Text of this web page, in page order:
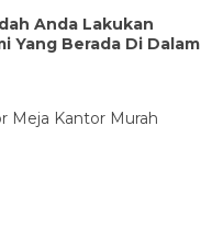
Anda Lakukan
Yang Berada Di Dalam
Meja Kantor Murah